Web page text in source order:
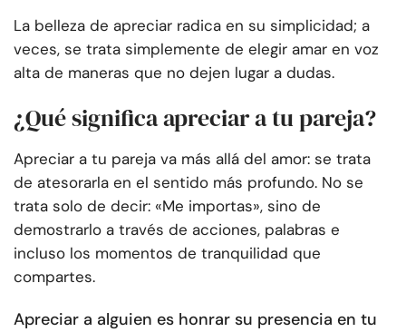
La belleza de apreciar radica en su simplicidad; a
veces, se trata simplemente de elegir amar en voz
alta de maneras que no dejen lugar a dudas.
¿Qué significa apreciar a tu pareja?
Apreciar a tu pareja va más allá del amor: se trata
de atesorarla en el sentido más profundo. No se
trata solo de decir: «Me importas», sino de
demostrarlo a través de acciones, palabras e
incluso los momentos de tranquilidad que
compartes.
Apreciar a alguien es honrar su presencia en tu